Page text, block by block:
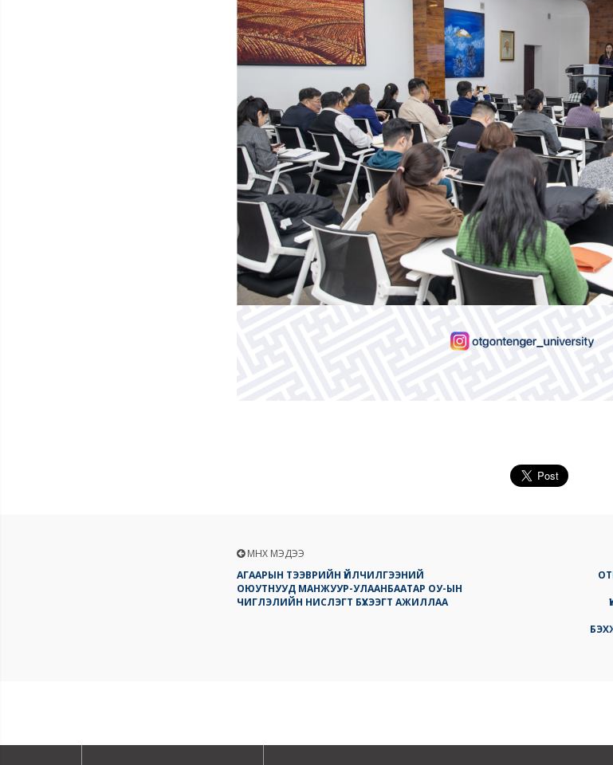
ӨМНӨХ МЭДЭЭ
АГААРЫН ТЭЭВРИЙН ҮЙЛЧИЛГЭЭНИЙ
ОЮУТНУУД МАНЖУУР-УЛААНБААТАР ОУ-ЫН
ЧИГЛЭЛИЙН НИСЛЭГТ БҮХЭЭГТ АЖИЛЛАА